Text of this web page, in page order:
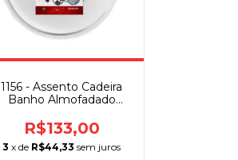
1156 - Assento Cadeira
Banho Almofadado
R$133,00
3 x de R$44,33 sem juros